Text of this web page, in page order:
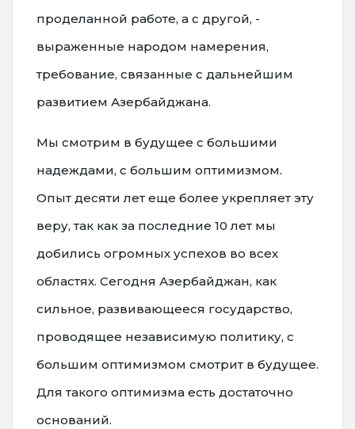
проделанной работе, а с другой, -
выраженные народом намерения,
требование, связанные с дальнейшим
развитием Азербайджана.
Мы смотрим в будущее с большими
надеждами, с большим оптимизмом.
Опыт десяти лет еще более укрепляет эту
веру, так как за последние 10 лет мы
добились огромных успехов во всех
областях. Сегодня Азербайджан, как
сильное, развивающееся государство,
проводящее независимую политику, с
большим оптимизмом смотрит в будущее.
Для такого оптимизма есть достаточно
оснований.